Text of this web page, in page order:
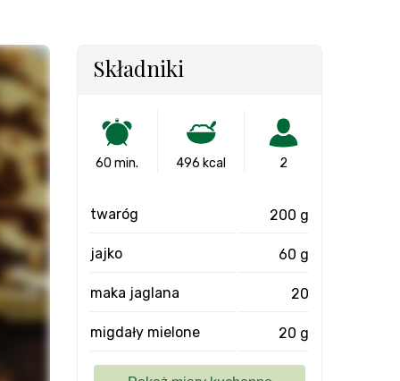
Składniki
60 min. 496 kcal 2
twaróg 200 g
jajko 60 g
maka jaglana 20
migdały mielone 20 g